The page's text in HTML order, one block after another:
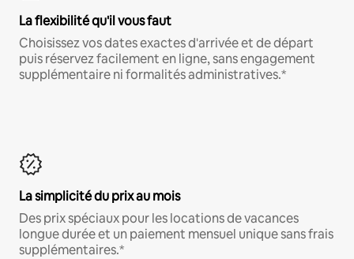
La flexibilité qu'il vous faut
Choisissez vos dates exactes d'arrivée et de départ
puis réservez facilement en ligne, sans engagement
supplémentaire ni formalités administratives.*
La simplicité du prix au mois
Des prix spéciaux pour les locations de vacances
longue durée et un paiement mensuel unique sans frais
supplémentaires.*